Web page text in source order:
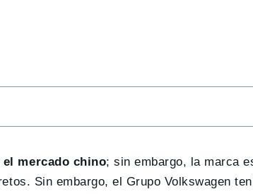
el mercado chino; sin embargo, la marca
Sin embargo, el Grupo Volkswagen